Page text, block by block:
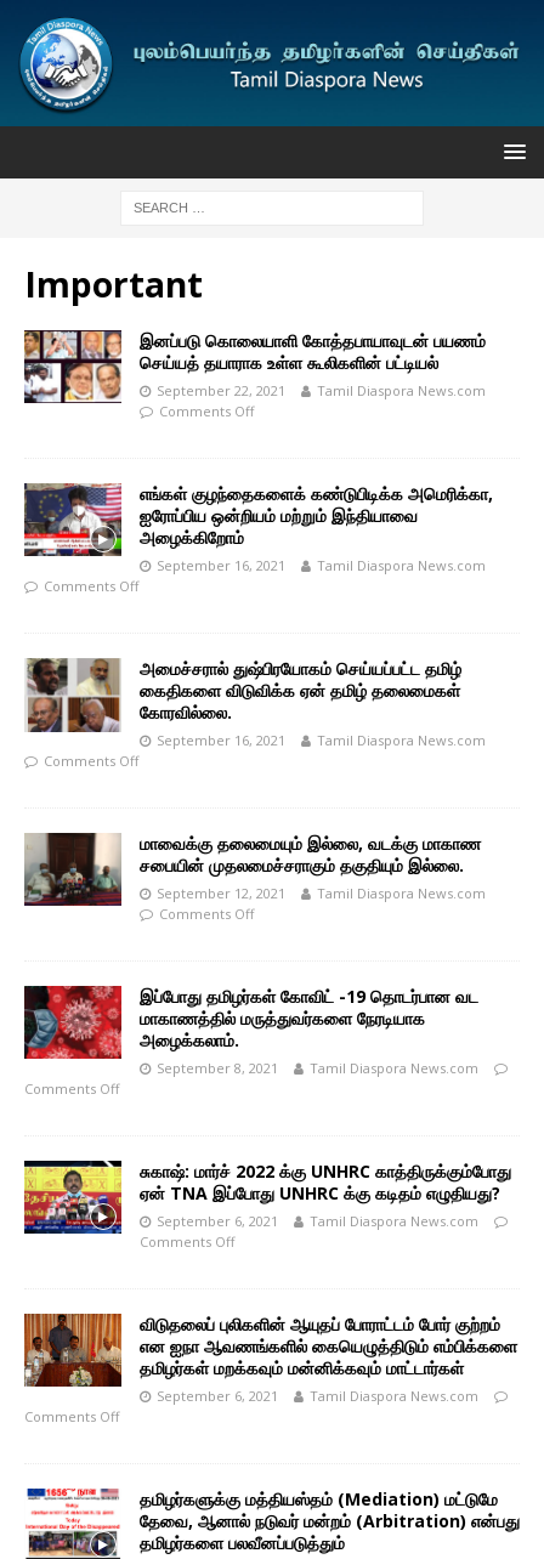
Important
இனப்படு கொலையாளி கோத்தபாயாவுடன் பயணம்
செய்யத் தயாராக உள்ள கூலிகளின் பட்டியல்
September 22, 2021
Tamil Diaspora News.com
Comments Off
எங்கள் குழந்தைகளைக் கண்டுபிடிக்க அமெரிக்கா,
ஐரோப்பிய ஒன்றியம் மற்றும் இந்தியாவை
அழைக்கிறோம்
September 16, 2021
Tamil Diaspora News.com
Comments Off
அமைச்சரால் துஷ்பிரயோகம் செய்யப்பட்ட தமிழ்
கைதிகளை விடுவிக்க ஏன் தமிழ் தலைமைகள்
கோரவில்லை.
September 16, 2021
Tamil Diaspora News.com
Comments Off
மாவைக்கு தலைமையும் இல்லை, வடக்கு மாகாண
சபையின் முதலமைச்சராகும் தகுதியும் இல்லை.
September 12, 2021
Tamil Diaspora News.com
Comments Off
இப்போது தமிழர்கள் கோவிட் -19 தொடர்பான வட
மாகாணத்தில் மருத்துவர்களை நேரடியாக
அழைக்கலாம்.
September 8, 2021
Tamil Diaspora News.com
Comments Off
சுகாஷ்: மார்ச் 2022 க்கு UNHRC காத்திருக்கும்போது
ஏன் TNA இப்போது UNHRC க்கு கடிதம் எழுதியது?
September 6, 2021
Tamil Diaspora News.com
Comments Off
விடுதலைப் புலிகளின் ஆயுதப் போராட்டம் போர் குற்றம்
என ஐநா ஆவணங்களில் கையெழுத்திடும் எம்பிக்களை
தமிழர்கள் மறக்கவும் மன்னிக்கவும் மாட்டார்கள்
September 6, 2021
Tamil Diaspora News.com
Comments Off
தமிழர்களுக்கு மத்தியஸ்தம் (Mediation) மட்டுமே
தேவை, ஆனால் நடுவர் மன்றம் (Arbitration) என்பது
தமிழர்களை பலவீனப்படுத்தும்